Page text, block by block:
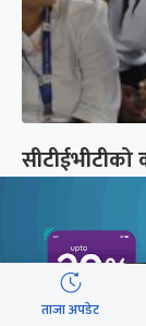
सीटीईभीटीको
ताजा अपडेट